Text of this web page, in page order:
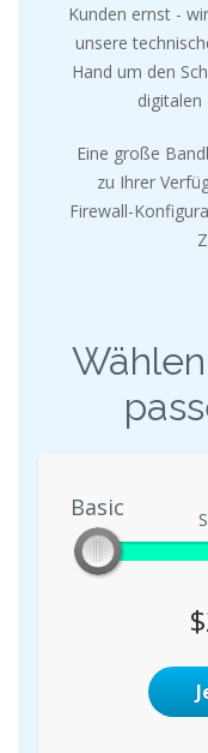
Kunden ernst -
unsere
Hand um den
Eine große
zu Ihrer
Firewall-
Basic
Basic